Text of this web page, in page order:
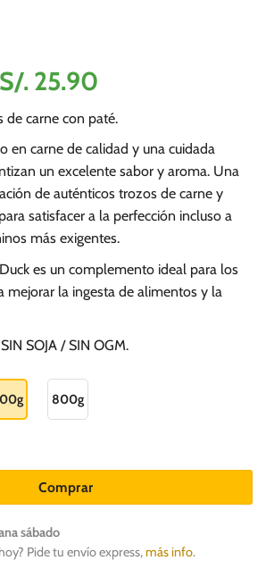
S/. 25.90
de
precios:
desde
S/.
17.00
hasta
25.90
de carne con paté.
en carne de calidad y una cuidada
un excelente sabor y aroma. Una
de auténticos trozos de carne y
satisfacer a la perfección incluso a
más exigentes.
es un complemento ideal para los
mejorar la ingesta de alimentos y la
SOJA / SIN OGM.
800g
Perros adultos cantidad
Comprar
sábado
Pide tu envío express,más info.